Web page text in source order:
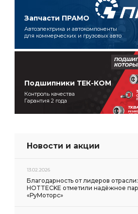
Запчасти ПРАМО
Автоэлектрика и автокомпоненты
для коммерческих и грузовых авто
Подшипники ТЕК-КОМ
Контроль качества
Гарантия 2 года
Новости и акции
13.02.2026
Благодарность от лидеров
HOTTECKE отметили надёжное
«РуМоторс»